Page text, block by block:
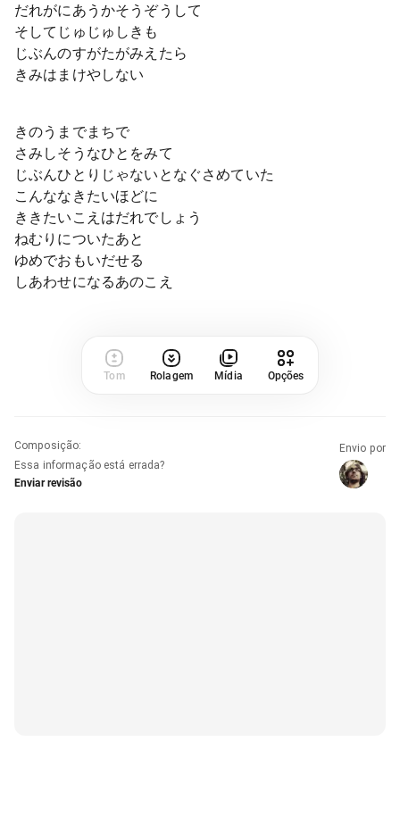
だれがにあうかそうぞうして
そしてじゅじゅしきも
じぶんのすがたがみえたら
きみはまけやしない
きのうまでまちで
さみしそうなひとをみて
じぶんひとりじゃないとなぐさめていた
こんななきたいほどに
ききたいこえはだれでしょう
ねむりについたあと
ゆめでおもいだせる
しあわせになるあのこえ
Tom Rolagem Mídia Opções
Composição:
Essa informação está errada?
Enviar revisão
Envio por